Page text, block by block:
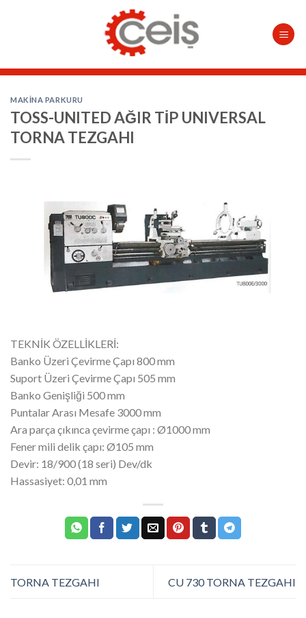
MAKINA PARKURU
TOSS-UNITED AĞIR TİP UNIVERSAL
TORNA TEZGAHI
TEKNİK ÖZELLİKLERİ:
Banko Üzeri Çevirme Çapı 800 mm
Suport Üzeri Çevirme Çapı 505 mm
Banko Genişliği 500 mm
Puntalar Arası Mesafe 3000 mm
Ara parça çıkınca çevirme çapı : Ø1000 mm
Fener mili delik çapı: Ø105 mm
Devir: 18/900 (18 seri) Dev/dk
Hassasiyet: 0,01 mm
TORNA TEZGAHI CU 730 TORNA TEZGAHI